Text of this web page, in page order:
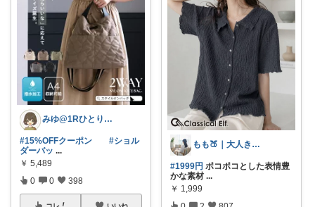
みゆ@1Rひとり暮らし
#15%OFFクーポン
#ショル
ダーバッ ...
￥ 5,489
0 0 398
コレ いいね
もも🍑｜大人きれいめファッション
#1999円 ポコポコとした表情豊
かな素材 ...
￥ 1,999